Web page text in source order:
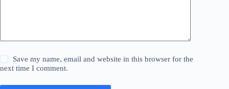
Save my name, email and website in this browser for the
next time I comment.